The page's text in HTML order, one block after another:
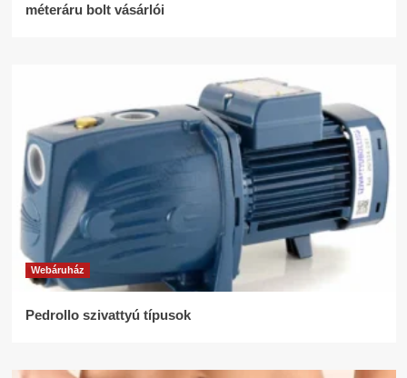
méteráru bolt vásárlói
Webáruház
Pedrollo szivattyú típusok